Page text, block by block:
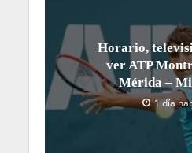
Horario,
ver ATP
Mérida –
1 día